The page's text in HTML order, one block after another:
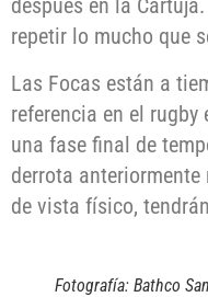
después en la
repetir lo mucho que
Las Focas están a
referencia en el
una fase final de
derrota
de vista físico,
Fotografía: Bathco